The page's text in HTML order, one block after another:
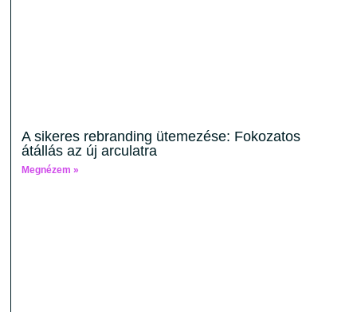
A sikeres rebranding ütemezése: Fokozatos
átállás az új arculatra
Megnézem »